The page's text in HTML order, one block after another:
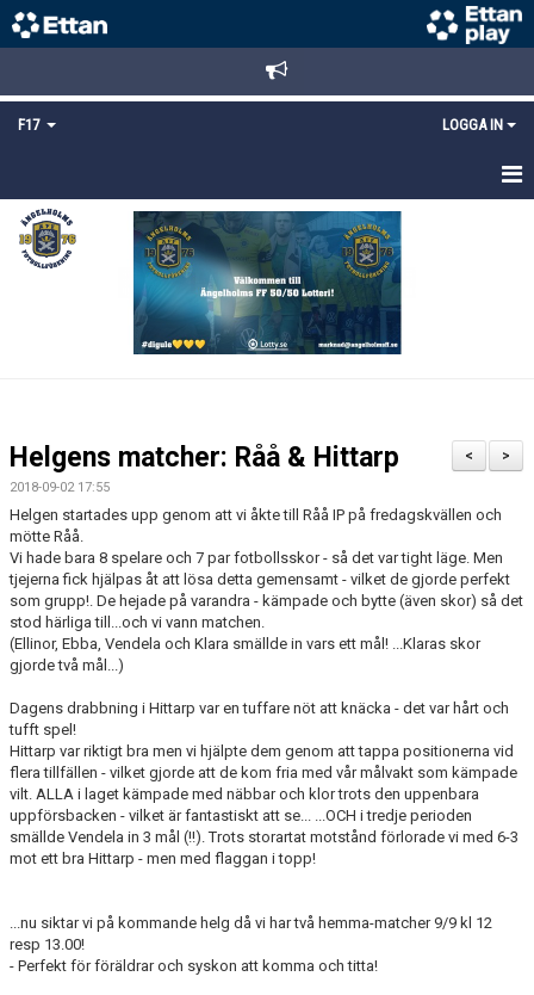
F17 LOGGA IN
HEM
NYHETER
DOKUMENT
MATCHER
KONTAKT
MEDLEMSANMÄLAN
>
<
Helgens matcher: Råå & Hittarp
2018-09-02 17:55
Helgen startades upp genom att vi åkte till Råå IP på fredagskvällen och
mötte Råå.
Vi hade bara 8 spelare och 7 par fotbollsskor - så det var tight läge. Men
tjejerna fick hjälpas åt att lösa detta gemensamt - vilket de gjorde perfekt
som grupp!. De hejade på varandra - kämpade och bytte (även skor) så det
stod härliga till...och vi vann matchen.
(Ellinor, Ebba, Vendela och Klara smällde in vars ett mål! ...Klaras skor
gjorde två mål...)
Dagens drabbning i Hittarp var en tuffare nöt att knäcka - det var hårt och
tufft spel!
Hittarp var riktigt bra men vi hjälpte dem genom att tappa positionerna vid
flera tillfällen - vilket gjorde att de kom fria med vår målvakt som kämpade
vilt. ALLA i laget kämpade med näbbar och klor trots den uppenbara
uppförsbacken - vilket är fantastiskt att se... ...OCH i tredje perioden
smällde Vendela in 3 mål (!!). Trots storartat motstånd förlorade vi med 6-3
mot ett bra Hittarp - men med flaggan i topp!
...nu siktar vi på kommande helg då vi har två hemma-matcher 9/9 kl 12
resp 13.00!
- Perfekt för föräldrar och syskon att komma och titta!